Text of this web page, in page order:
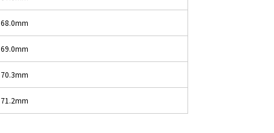
68.0mm
69.0mm
70.3mm
71.2mm